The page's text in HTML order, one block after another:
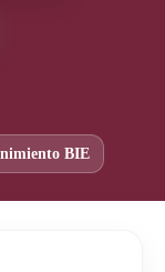
BIE